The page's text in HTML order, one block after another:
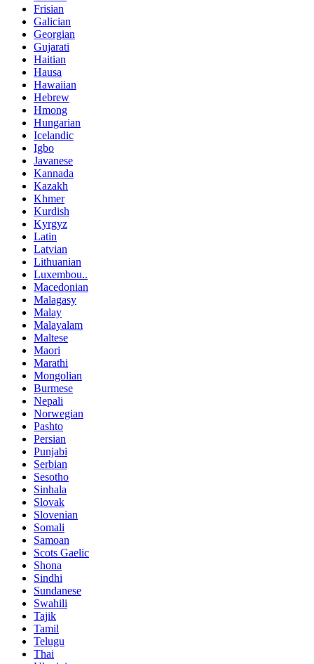
Frisian
Galician
Georgian
Gujarati
Haitian
Hausa
Hawaiian
Hebrew
Hmong
Hungarian
Icelandic
Igbo
Javanese
Kannada
Kazakh
Khmer
Kurdish
Kyrgyz
Latin
Latvian
Lithuanian
Luxembou..
Macedonian
Malagasy
Malay
Malayalam
Maltese
Maori
Marathi
Mongolian
Burmese
Nepali
Norwegian
Pashto
Persian
Punjabi
Serbian
Sesotho
Sinhala
Slovak
Slovenian
Somali
Samoan
Scots Gaelic
Shona
Sindhi
Sundanese
Swahili
Tajik
Tamil
Telugu
Thai